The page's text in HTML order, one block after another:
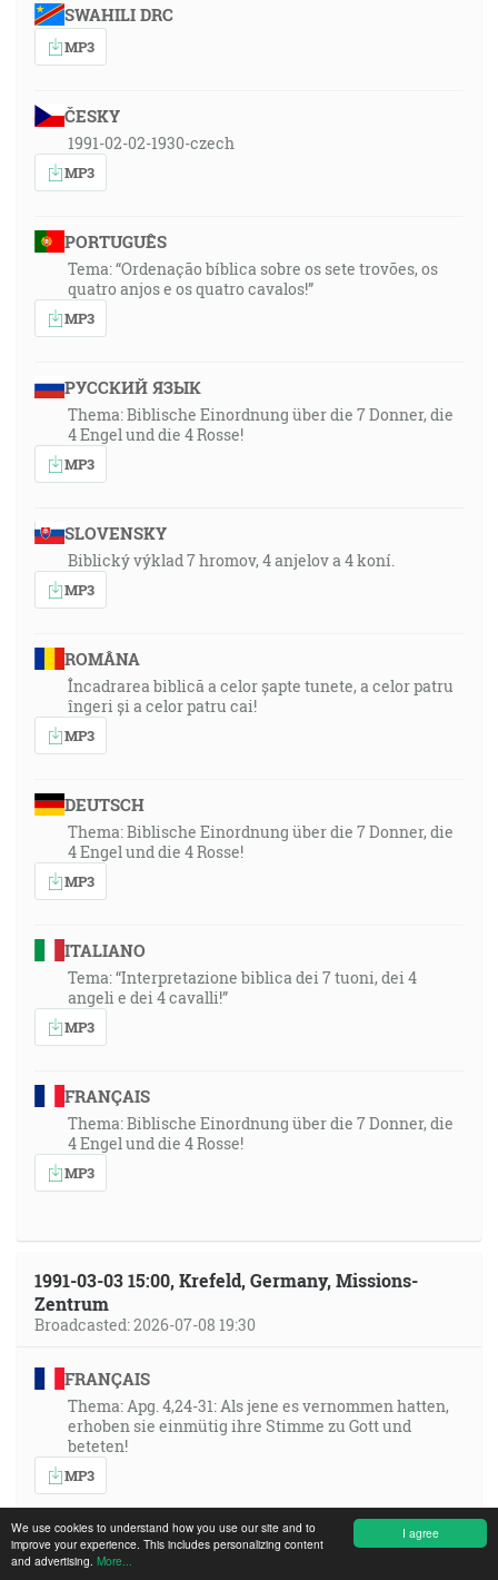
I agree
We use cookies to understand how you use our site and to
improve your experience. This includes personalizing content
and advertising. More...
SWAHILI DRC
MP3
ČESKY
1991-02-02-1930-czech
MP3
PORTUGUÊS
Tema: “Ordenação bíblica sobre os sete trovões, os
quatro anjos e os quatro cavalos!”
MP3
РУССКИЙ ЯЗЫК
Thema: Biblische Einordnung über die 7 Donner, die
4 Engel und die 4 Rosse!
MP3
SLOVENSKY
Biblický výklad 7 hromov, 4 anjelov a 4 koní.
MP3
ROMÂNA
Încadrarea biblică a celor șapte tunete, a celor patru
îngeri și a celor patru cai!
MP3
DEUTSCH
Thema: Biblische Einordnung über die 7 Donner, die
4 Engel und die 4 Rosse!
MP3
ITALIANO
Tema: “Interpretazione biblica dei 7 tuoni, dei 4
angeli e dei 4 cavalli!”
MP3
FRANÇAIS
Thema: Biblische Einordnung über die 7 Donner, die
4 Engel und die 4 Rosse!
MP3
1991-03-03 15:00, Krefeld, Germany, Missions-
Zentrum
Broadcasted: 2026-07-08 19:30
FRANÇAIS
Thema: Apg. 4,24-31: Als jene es vernommen hatten,
erhoben sie einmütig ihre Stimme zu Gott und
beteten!
MP3
РУССКИЙ ЯЗЫК
Thema: Apg. 4,24-31: Als jene es vernommen hatten,